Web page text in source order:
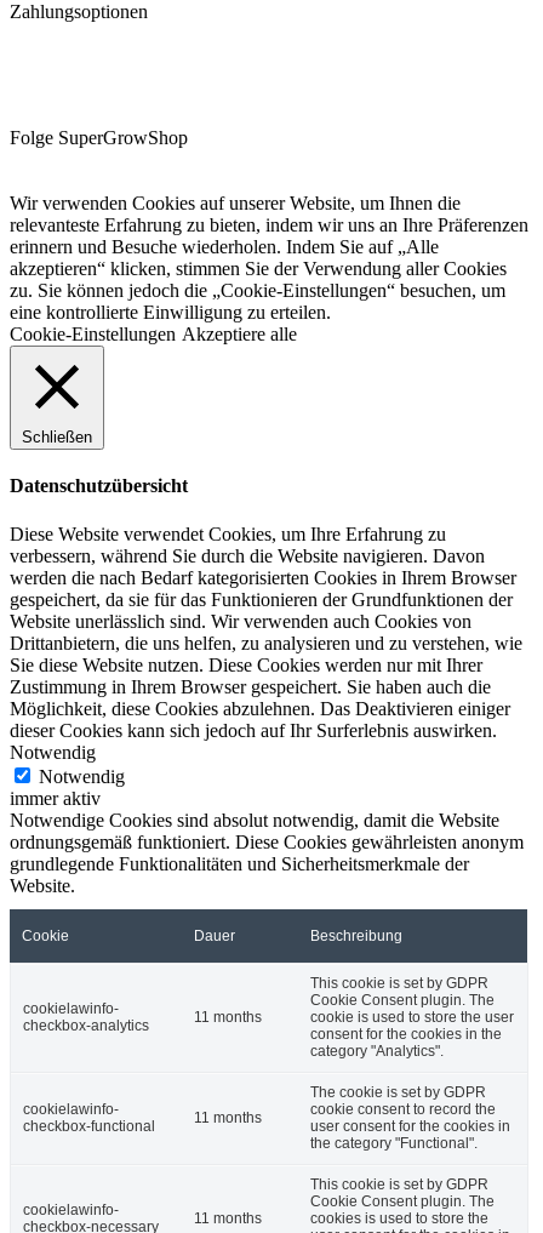
Zahlungsoptionen
Folge SuperGrowShop
Wir verwenden Cookies auf unserer Website, um Ihnen die
relevanteste Erfahrung zu bieten, indem wir uns an Ihre Präferenzen
erinnern und Besuche wiederholen. Indem Sie auf „Alle
akzeptieren“ klicken, stimmen Sie der Verwendung aller Cookies
zu. Sie können jedoch die „Cookie-Einstellungen“ besuchen, um
eine kontrollierte Einwilligung zu erteilen.
Cookie-Einstellungen Akzeptiere alle
Schließen
Datenschutzübersicht
Diese Website verwendet Cookies, um Ihre Erfahrung zu
verbessern, während Sie durch die Website navigieren. Davon
werden die nach Bedarf kategorisierten Cookies in Ihrem Browser
gespeichert, da sie für das Funktionieren der Grundfunktionen der
Website unerlässlich sind. Wir verwenden auch Cookies von
Drittanbietern, die uns helfen, zu analysieren und zu verstehen, wie
Sie diese Website nutzen. Diese Cookies werden nur mit Ihrer
Zustimmung in Ihrem Browser gespeichert. Sie haben auch die
Möglichkeit, diese Cookies abzulehnen. Das Deaktivieren einiger
dieser Cookies kann sich jedoch auf Ihr Surferlebnis auswirken.
Notwendig
Notwendig
immer aktiv
Notwendige Cookies sind absolut notwendig, damit die Website
ordnungsgemäß funktioniert. Diese Cookies gewährleisten anonym
grundlegende Funktionalitäten und Sicherheitsmerkmale der
Website.
Cookie Dauer Beschreibung
cookielawinfo-
checkbox-analytics
11 months
This cookie is set by GDPR
Cookie Consent plugin. The
cookie is used to store the user
consent for the cookies in the
category "Analytics".
cookielawinfo-
checkbox-functional
11 months
The cookie is set by GDPR
cookie consent to record the
user consent for the cookies in
the category "Functional".
cookielawinfo-
checkbox-necessary
11 months
This cookie is set by GDPR
Cookie Consent plugin. The
cookies is used to store the